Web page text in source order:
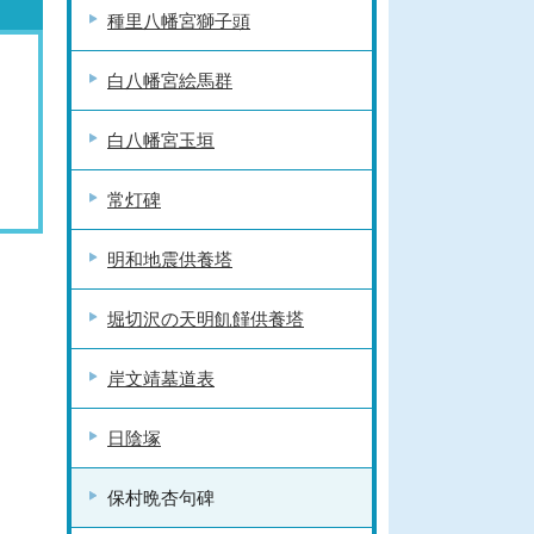
種里八幡宮獅子頭
白八幡宮絵馬群
白八幡宮玉垣
常灯碑
明和地震供養塔
堀切沢の天明飢饉供養塔
岸文靖墓道表
日陰塚
保村晩杏句碑